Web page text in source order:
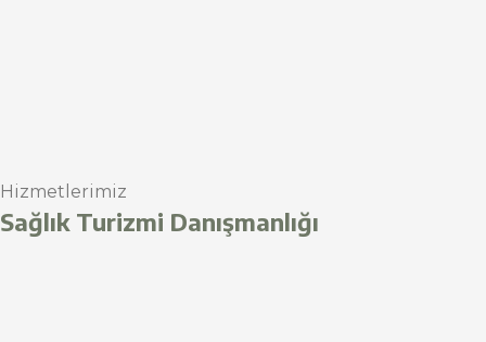
Hizmetlerimiz
Sağlık Turizmi Danışmanlığı